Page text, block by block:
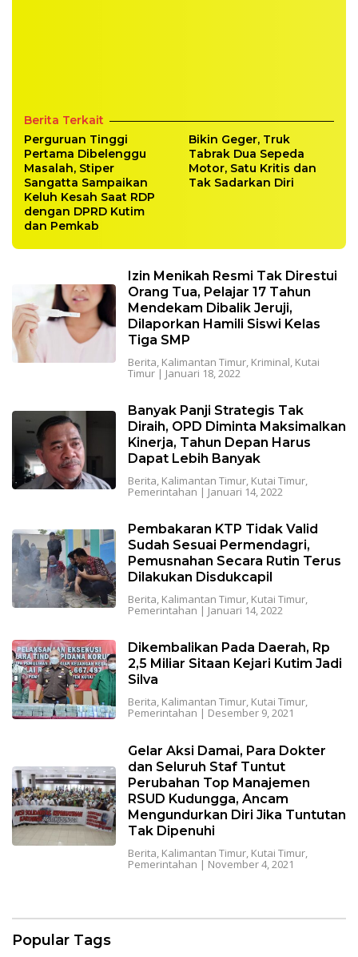
Berita Terkait
Perguruan Tinggi
Pertama Dibelenggu
Masalah, Stiper
Sangatta Sampaikan
Keluh Kesah Saat RDP
dengan DPRD Kutim
dan Pemkab
Bikin Geger, Truk
Tabrak Dua Sepeda
Motor, Satu Kritis dan
Tak Sadarkan Diri
Izin Menikah Resmi Tak Direstui
Orang Tua, Pelajar 17 Tahun
Mendekam Dibalik Jeruji,
Dilaporkan Hamili Siswi Kelas
Tiga SMP
Berita, Kalimantan Timur, Kriminal, Kutai
Timur| Januari 18, 2022
Banyak Panji Strategis Tak
Diraih, OPD Diminta Maksimalkan
Kinerja, Tahun Depan Harus
Dapat Lebih Banyak
Berita, Kalimantan Timur, Kutai Timur,
Pemerintahan | Januari 14, 2022
Pembakaran KTP Tidak Valid
Sudah Sesuai Permendagri,
Pemusnahan Secara Rutin Terus
Dilakukan Disdukcapil
Berita, Kalimantan Timur, Kutai Timur,
Pemerintahan | Januari 14, 2022
Dikembalikan Pada Daerah, Rp
2,5 Miliar Sitaan Kejari Kutim Jadi
Silva
Berita, Kalimantan Timur, Kutai Timur,
Pemerintahan | Desember 9, 2021
Gelar Aksi Damai, Para Dokter
dan Seluruh Staf Tuntut
Perubahan Top Manajemen
RSUD Kudungga, Ancam
Mengundurkan Diri Jika Tuntutan
Tak Dipenuhi
Berita, Kalimantan Timur, Kutai Timur,
Pemerintahan | November 4, 2021
Popular Tags